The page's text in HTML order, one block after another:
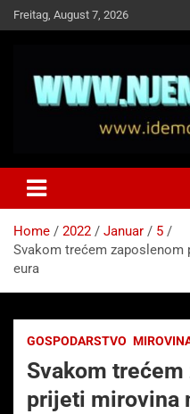
Skip
to
Freitag, August 7, 2026
Idemo u
Home 2022 Januar
5
Svakom trećem
eura
GOSPODARSTVO
Svakom
prijeti mirovina